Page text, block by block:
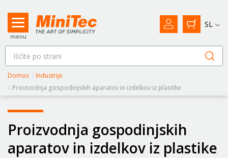
menu
SL
Domov / Industrije
/ Proizvodnja gospodinjskih aparatov in izdelkov iz plastike
Proizvodnja gospodinjskih
aparatov in izdelkov iz plastike